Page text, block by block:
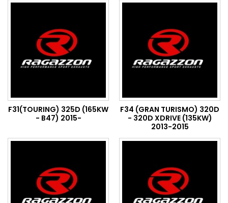
F31(TOURING) 325D (165KW
- B47) 2015-
F34 (GRAN TURISMO) 320D
- 320D XDRIVE (135KW)
2013-2015